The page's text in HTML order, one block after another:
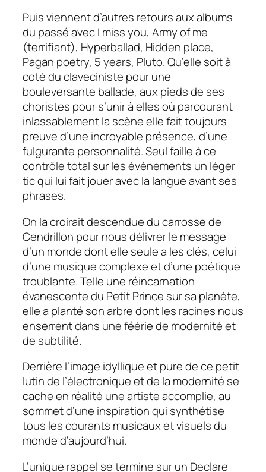
Puis viennent d’autres retours aux albums
du passé avecI miss you, Army of me
(terrifiant), Hyperballad, Hidden place,
Pagan poetry, 5 years, Pluto. Qu’elle soit à
coté du claveciniste pour une
bouleversante ballade, aux pieds de ses
choristes pour s’unir à elles où parcourant
inlassablement la scène elle fait toujours
preuve d’une incroyable présence, d’une
fulgurante personnalité. Seul faille à ce
contrôle total sur les évènements un léger
tic qui lui fait jouer avec la langue avant ses
phrases.
On la croirait descendue du carrosse de
Cendrillon pour nous délivrer le message
d’un monde dont elle seule a les clés, celui
d’une musique complexe et d’une poétique
troublante. Telle une réincarnation
évanescente du Petit Prince sur sa planète,
elle a planté son arbre dont les racines nous
enserrent dans une féérie de modernité et
de subtilité.
Derrière l’image idyllique et pure de ce petit
lutin de l’électronique et de la modernité se
cache en réalité une artiste accomplie, au
sommet d’une inspiration qui synthétise
tous les courants musicaux et visuels du
monde d’aujourd’hui.
L’unique rappel se termine sur un Declare